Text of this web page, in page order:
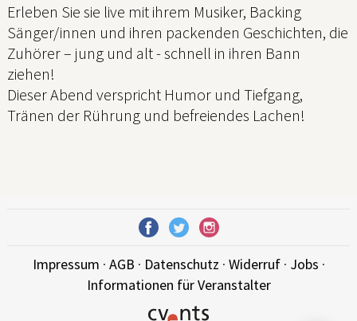
Erleben Sie sie live mit ihrem Musiker, Backing
Sänger/innen und ihren packenden Geschichten, die
Zuhörer – jung und alt - schnell in ihren Bann
ziehen!
Dieser Abend verspricht Humor und Tiefgang,
Tränen der Rührung und befreiendes Lachen!
Impressum · AGB · Datenschutz · Widerruf· Jobs ·
Informationen für Veranstalter